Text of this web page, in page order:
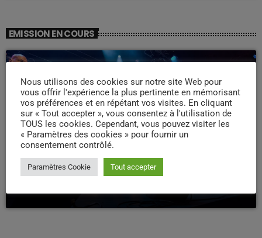
EMISSION EN COURS
Week end Compas Familly
Nous utilisons des cookies sur notre site Web pour
vous offrir l'expérience la plus pertinente en mémorisant
vos préférences et en répétant vos visites. En cliquant
sur « Tout accepter », vous consentez à l'utilisation de
TOUS les cookies. Cependant, vous pouvez visiter les
« Paramètres des cookies » pour fournir un
consentement contrôlé.
Paramètres Cookie Tout accepter